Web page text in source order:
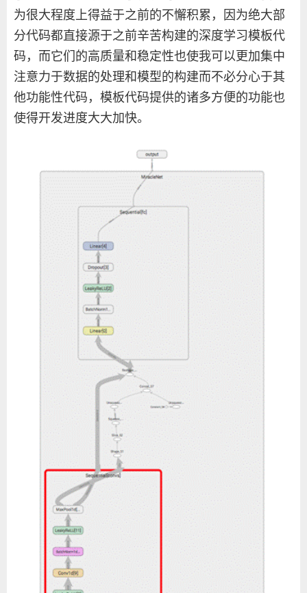
为很大程度上得益于之前的不懈积累，因为绝大部
分代码都直接源于之前辛苦构建的深度学习模板代
码，而它们的高质量和稳定性也使我可以更加集中
注意力于数据的处理和模型的构建而不必分心于其
他功能性代码，模板代码提供的诸多方便的功能也
使得开发进度大大加快。